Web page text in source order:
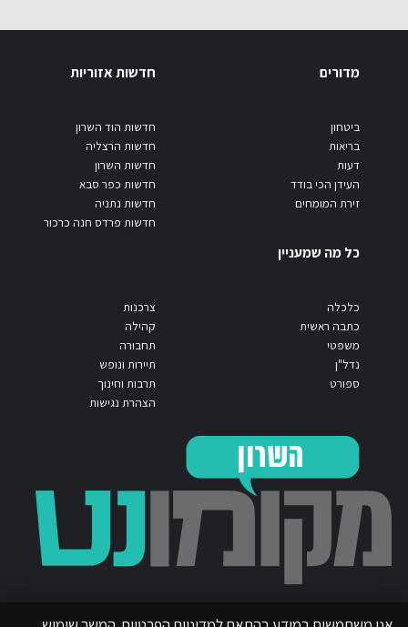
מדורים
ביטחון
בריאות
דעות
העידן הכי בודד
זירת המומחים
חדשות אזוריות
חדשות הוד השרון
חדשות הרצליה
חדשות השרון
חדשות כפר סבא
חדשות נתניה
חדשות פרדס חנה כרכור
כל מה שמעניין
כלכלה
כתבה ראשית
משפטי
נדל"ן
ספורט
צרכנות
קהילה
תחבורה
תיירות ונופש
תרבות וחינוך
הצהרת נגישות